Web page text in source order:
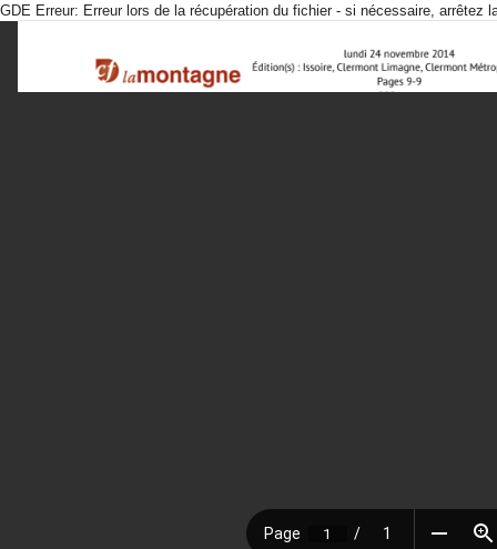
GDE Erreur: Erreur lors de la récupération du fichier - si nécessaire, arrêtez